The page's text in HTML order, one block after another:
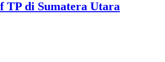
TP di Sumatera Utara